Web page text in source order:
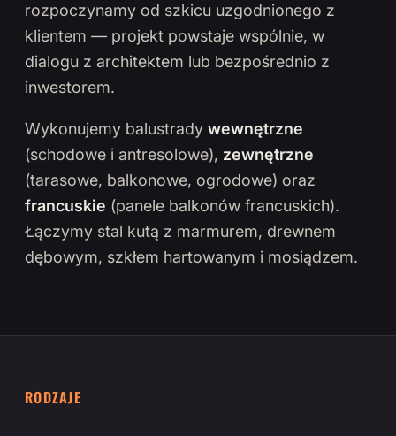
rozpoczynamy od szkicu uzgodnionego z
klientem — projekt powstaje wspólnie, w
dialogu z architektem lub bezpośrednio z
inwestorem.
Wykonujemy balustrady wewnętrzne
(schodowe i antresolowe), zewnętrzne
(tarasowe, balkonowe, ogrodowe) oraz
francuskie (panele balkonów francuskich).
Łączymy stal kutą z marmurem, drewnem
dębowym, szkłem hartowanym i mosiądzem.
RODZAJE